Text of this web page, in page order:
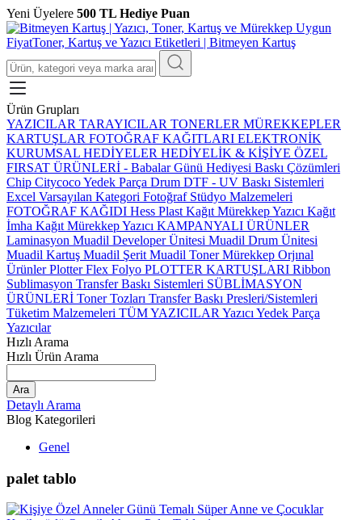
Yeni Üyelere 500 TL Hediye Puan
Ürün Grupları
YAZICILAR TARAYICILAR TONERLER MÜREKKEPLER
KARTUŞLAR FOTOĞRAF KAĞITLARI ELEKTRONİK
KURUMSAL HEDİYELER HEDİYELİK & KİŞİYE ÖZEL
FIRSAT ÜRÜNLERİ - Babalar Günü Hediyesi Baskı Çözümleri
Chip Citycoco Yedek Parça Drum DTF - UV Baskı Sistemleri
Excel Varsayılan Kategori Fotoğraf Stüdyo Malzemeleri
FOTOĞRAF KAĞIDI Hess Plast Kağıt Mürekkep Yazıcı Kağıt
İmha Kağıt Mürekkep Yazıcı KAMPANYALI ÜRÜNLER
Laminasyon Muadil Developer Ünitesi Muadil Drum Ünitesi
Muadil Kartuş Muadil Şerit Muadil Toner Mürekkep Orjınal
Ürünler Plotter Flex Folyo PLOTTER KARTUŞLARI Ribbon
Sublimasyon Transfer Baskı Sistemleri SÜBLİMASYON
ÜRÜNLERİ Toner Tozları Transfer Baskı Presleri/Sistemleri
Tüketim Malzemeleri TÜM YAZICILAR Yazıcı Yedek Parça
Yazıcılar
Hızlı Arama
Hızlı Ürün Arama
Ara
Detaylı Arama
Blog Kategorileri
Genel
palet tablo